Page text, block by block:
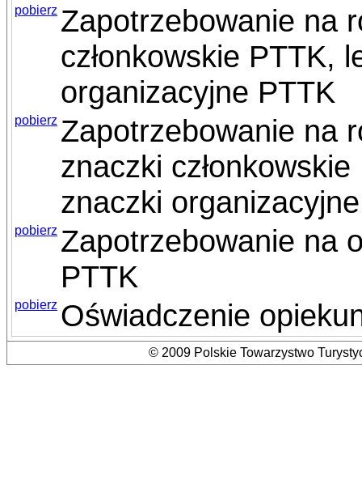
pobierz Zapotrzebowanie na
członkowskie PTTK,
organizacyjne PTTK
pobierz Zapotrzebowanie na
znaczki
znaczki
pobierz Zapotrzebowanie na
PTTK
pobierz Oświadczenie
© 2009 Polskie Towarzystwo